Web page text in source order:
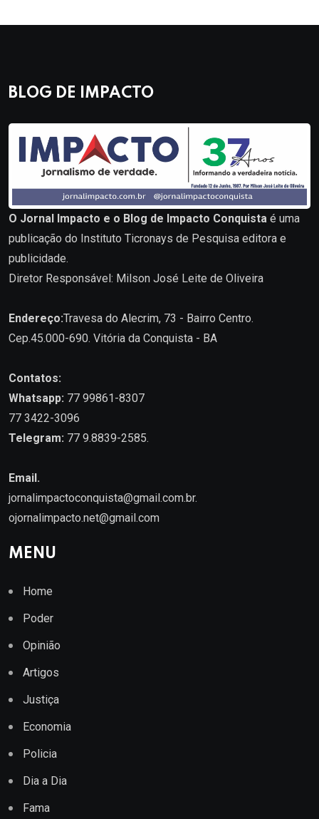
BLOG DE IMPACTO
O Jornal Impacto e o Blog de Impacto Conquista é uma
publicação do Instituto Ticronays de Pesquisa editora e
publicidade.
Diretor Responsável: Milson José Leite de Oliveira
Endereço:Travesa do Alecrim, 73 - Bairro Centro.
Cep.45.000-690. Vitória da Conquista - BA
Contatos:
Whatsapp: 77 99861-8307
77 3422-3096
Telegram: 77 9.8839-2585.
Email.
jornalimpactoconquista@gmail.com.br.
ojornalimpacto.net@gmail.com
MENU
Home
Poder
Opinião
Artigos
Justiça
Economia
Policia
Dia a Dia
Fama